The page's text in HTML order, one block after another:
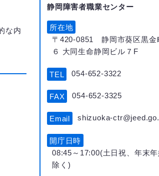
な内
静岡障害者職業センター
所在地
〒420-0851 静岡市葵区黒金
６ 大同生命静岡ビル７F
TEL 054-652-3322
FAX 054-652-3325
Email shizuoka-
開庁日時
08:45～17:00(土日祝、年末
除く)